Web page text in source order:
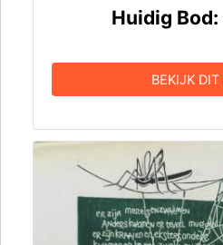
Huidig Bod:
BEKIJK